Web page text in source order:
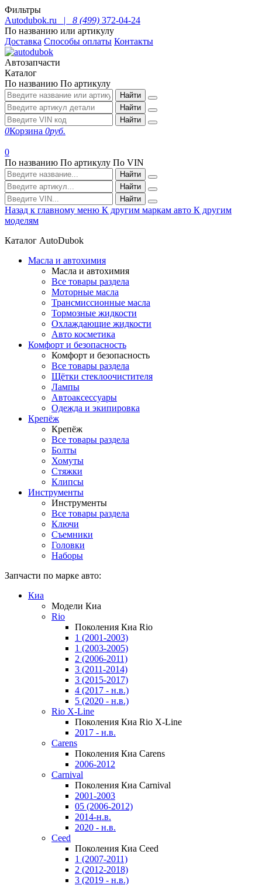
Фильтры
Autodubok.ru |
8 (499) 372-04-24
По названию или артикулу
Доставка Способы оплаты Контакты
Автозапчасти
Каталог
По названию По артикулу
Найти
Найти
Найти
0Корзина 0руб.
0
По названию По артикулу По VIN
Найти
Найти
Найти
Назад к главному меню К другим маркам авто К другим
моделям
Каталог AutoDubok
Масла и автохимия
Масла и автохимия
Все товары раздела
Моторные масла
Трансмиссионные масла
Тормозные жидкости
Охлаждающие жидкости
Авто косметика
Комфорт и безопасность
Комфорт и безопасность
Все товары раздела
Щётки стеклоочистителя
Лампы
Автоаксессуары
Одежда и экипировка
Крепёж
Крепёж
Все товары раздела
Болты
Хомуты
Стяжки
Клипсы
Инструменты
Инструменты
Все товары раздела
Ключи
Съемники
Головки
Наборы
Запчасти по марке авто:
Киа
Модели Киа
Rio
Поколения Киа Rio
1 (2001-2003)
1 (2003-2005)
2 (2006-2011)
3 (2011-2014)
3 (2015-2017)
4 (2017 - н.в.)
5 (2020 - н.в.)
Rio X-Line
Поколения Киа Rio X-Line
2017 - н.в.
Carens
Поколения Киа Carens
2006-2012
Carnival
Поколения Киа Carnival
2001-2003
05 (2006-2012)
2014-н.в.
2020 - н.в.
Ceed
Поколения Киа Ceed
1 (2007-2011)
2 (2012-2018)
3 (2019 - н.в.)